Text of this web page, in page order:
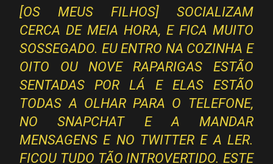
[OS MEUS FILHOS] SOCIALIZAM
CERCA DE MEIA HORA, E FICA MUITO
SOSSEGADO. EU ENTRO NA COZINHA E
OITO OU NOVE RAPARIGAS ESTÃO
SENTADAS POR LÁ E ELAS ESTÃO
TODAS A OLHAR PARA O TELEFONE,
NO SNAPCHAT E A MANDAR
MENSAGENS E NO TWITTER E A LER.
FICOU TUDO TÃO INTROVERTIDO. ESTE